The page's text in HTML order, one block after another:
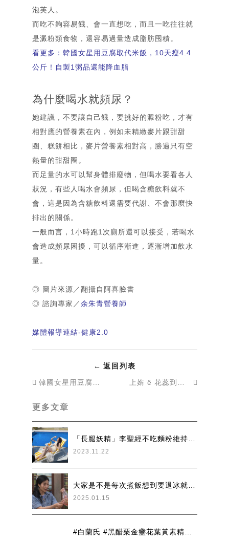
泡芙人。
而吃不夠容易餓、會一直想吃，而且一吃往往就
是澱粉類食物，還容易過量造成脂肪囤積。
看更多：韓國女星用豆腐取代米飯，10天瘦4.4
公斤！自製1粥品還能降血脂
為什麼喝水就頻尿？
她建議，不要讓自己餓，要挑好的澱粉吃，才有
相對應的營養素在內，例如未精緻麥片跟甜甜
圈、糕餅相比，麥片營養素相對高，勝過只有空
熱量的甜甜圈。
而足量的水可以幫身體排廢物，但喝水要看各人
狀況，有些人喝水會頻尿，但喝含糖飲料就不
會，這是因為含糖飲料還需要代謝、不會那麼快
排出的關係。
一般而言，1小時跑1次廁所還可以接受，若喝水
會造成頻尿困擾，可以循序漸進，逐漸增加飲水
量。
◎ 圖片來源／翻攝自阿喜臉書
◎ 諮詢專家／余朱青營養師
媒體報導連結-健康2.0
← 返回列表
更多文章
2023.11.22
2025.01.15